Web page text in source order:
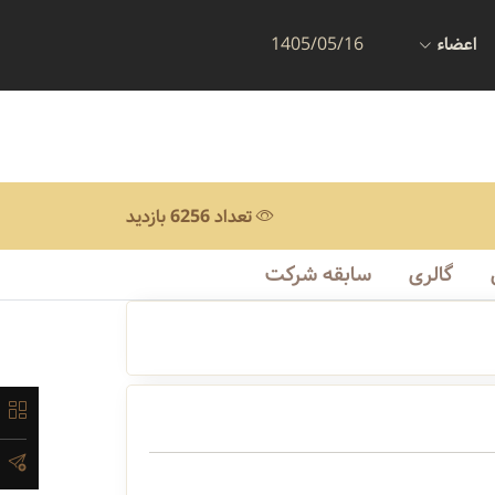
اعضاء 1405/05/16
تعداد 6256 بازدید
گالری سابقه شرکت